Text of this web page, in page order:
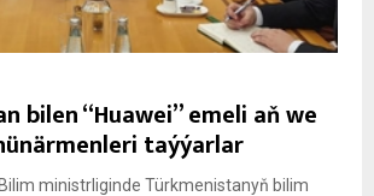
bilen “Huawei” emeli aň we
taýýarlar
ministrliginde Türkmenistanyň bilim